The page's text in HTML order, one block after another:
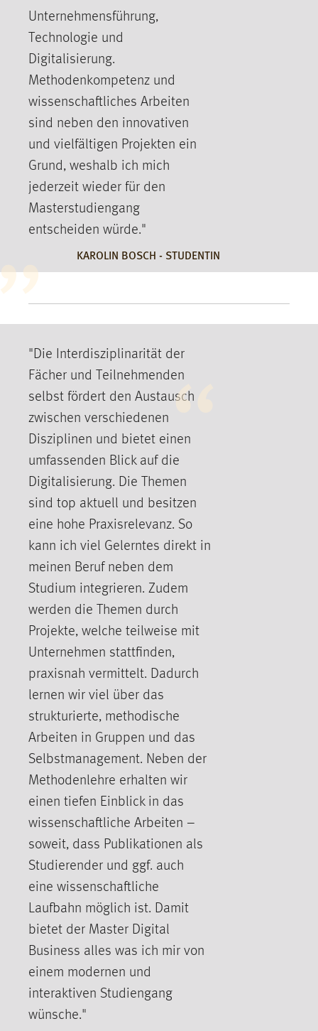
Unternehmensführung,
Technologie und
Digitalisierung.
Methodenkompetenz und
wissenschaftliches Arbeiten
sind neben den innovativen
und vielfältigen Projekten ein
Grund, weshalb ich mich
jederzeit wieder für den
Masterstudiengang
entscheiden würde."
KAROLIN BOSCH - STUDENTIN
"Die Interdisziplinarität der
Fächer und Teilnehmenden
selbst fördert den Austausch
zwischen verschiedenen
Disziplinen und bietet einen
umfassenden Blick auf die
Digitalisierung. Die Themen
sind top aktuell und besitzen
eine hohe Praxisrelevanz. So
kann ich viel Gelerntes direkt in
meinen Beruf neben dem
Studium integrieren. Zudem
werden die Themen durch
Projekte, welche teilweise mit
Unternehmen stattfinden,
praxisnah vermittelt. Dadurch
lernen wir viel über das
strukturierte, methodische
Arbeiten in Gruppen und das
Selbstmanagement. Neben der
Methodenlehre erhalten wir
einen tiefen Einblick in das
wissenschaftliche Arbeiten –
soweit, dass Publikationen als
Studierender und ggf. auch
eine wissenschaftliche
Laufbahn möglich ist. Damit
bietet der Master Digital
Business alles was ich mir von
einem modernen und
interaktiven Studiengang
wünsche."
EXTERNE MEDIEN
Plattformen anzeigen zu können, werden von diesen
externen Medien Cookies gesetzt.
YouTube
Vimeo